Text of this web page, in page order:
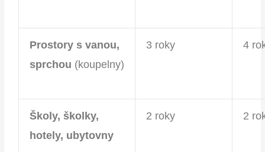
Prostory s vanou,
sprchou (koupelny)
3 roky 4
Školy, školky,
hotely, ubytovny
2 roky 2